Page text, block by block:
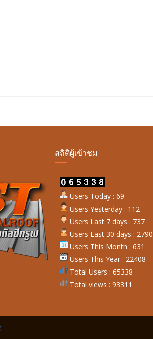
สถิติผู้เข้าชม
Users Today : 69
Users Yesterday : 112
Users Last 7 days : 737
Users Last 30 days : 2790
Users This Month : 631
Users This Year : 22408
Total Users : 65338
Total views : 93311